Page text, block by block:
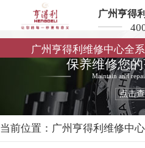
广州亨得
广州亨得利维修中心全
保养维修您
Maintain and
点击
当前位置： 广州亨得利维修中心